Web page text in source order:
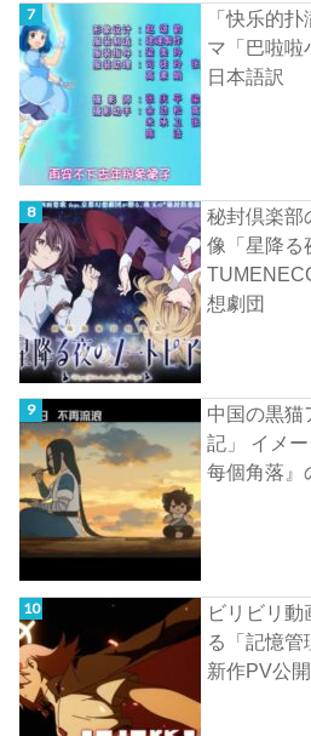
「快乐的
マ「巴啦啦
日本語訳
秘封倶楽部
像「星降る
想劇団
中国の黒猫
記」 イメ
每個角落』
ビリビリ動
る「記憶管
新作PV公開